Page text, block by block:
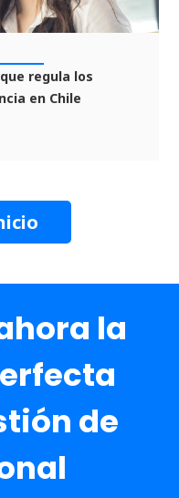
regula los
en Chile
la
de